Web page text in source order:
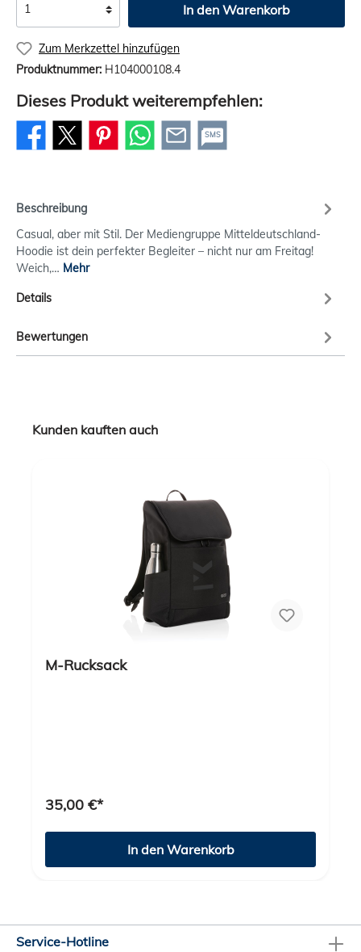
In den Warenkorb
Zum Merkzettel hinzufügen
Produktnummer: H104000108.4
Dieses Produkt weiterempfehlen:
SMS
Beschreibung
Casual, aber mit Stil. Der Mediengruppe Mitteldeutschland-
Hoodie ist dein perfekter Begleiter – nicht nur am Freitag!
Weich,… Mehr
Details
Bewertungen
Kunden kauften auch
M-Rucksack
35,00 €*
In den Warenkorb
Service-Hotline